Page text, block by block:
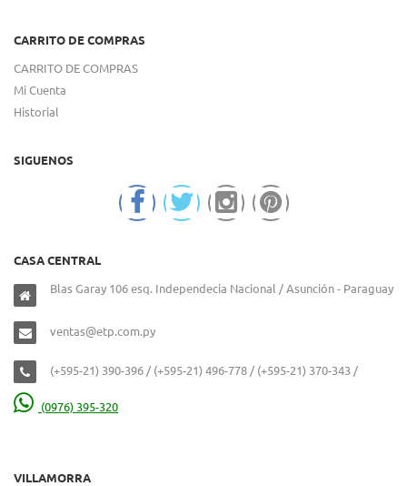
CARRITO DE COMPRAS
CARRITO DE COMPRAS
Mi Cuenta
Historial
SIGUENOS
CASA CENTRAL
Blas Garay 106 esq. Independecia Nacional / Asunción - Paraguay
ventas@etp.com.py
(+595-21) 390-396 / (+595-21) 496-778 / (+595-21) 370-343 /
(0976) 395-320
VILLAMORRA